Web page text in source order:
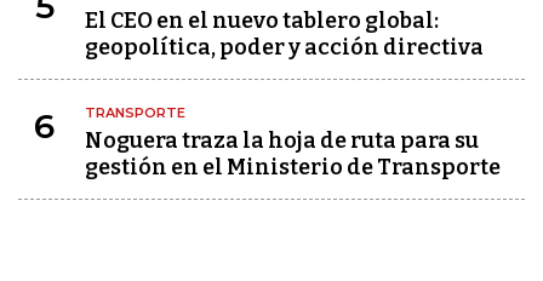
El CEO en el nuevo tablero global:
geopolítica, poder y acción directiva
6 TRANSPORTE
Noguera traza la hoja de ruta para su
gestión en el Ministerio de Transporte